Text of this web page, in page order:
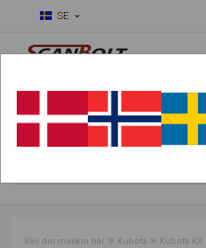
SE
Välj din maskin här » Kubota » Kubota KX